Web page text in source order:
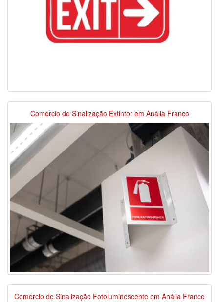
Comércio de Sinalização Extintor em Anália Franco
Comércio de Sinalização Fotoluminescente em Anália Franco